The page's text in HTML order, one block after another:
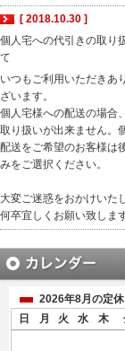
[ 2018.10.30 ]
個人宅への代引きの取り
て
いつもご利用いただきあ
ざいます。
個人宅様への配送の場合
取り扱いが出来ません。
配送をご希望のお客様は
みをご選択ください。
大変ご迷惑をおかけいた
何卒宜しくお願い致します
2026年8月の定休
日
月 火 水 木